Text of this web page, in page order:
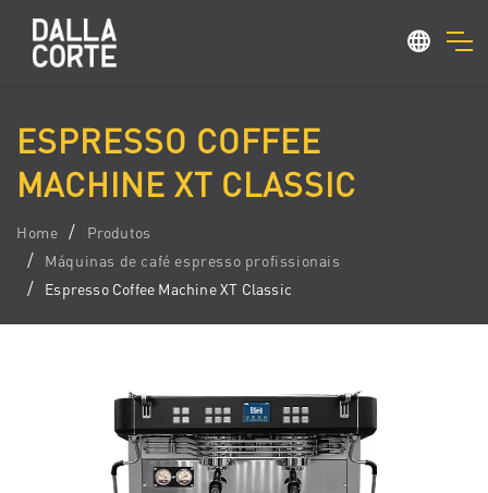
ESPRESSO COFFEE
MACHINE XT CLASSIC
Home
Produtos
Máquinas de café espresso profissionais
Espresso Coffee Machine XT Classic